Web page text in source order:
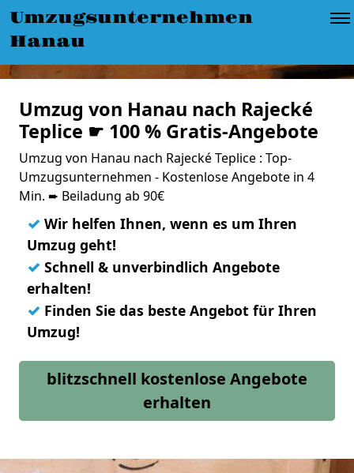
Umzugsunternehmen
Hanau
Umzug von Hanau nach Rajecké
Teplice ☛ 100 % Gratis-Angebote
Umzug von Hanau nach Rajecké Teplice : Top-
Umzugsunternehmen - Kostenlose Angebote in 4
Min. ➨ Beiladung ab 90€
✓ Wir helfen Ihnen, wenn es um Ihren
Umzug geht!
✓ Schnell & unverbindlich Angebote
erhalten!
✓ Finden Sie das beste Angebot für Ihren
Umzug!
blitzschnell kostenlose Angebote
erhalten